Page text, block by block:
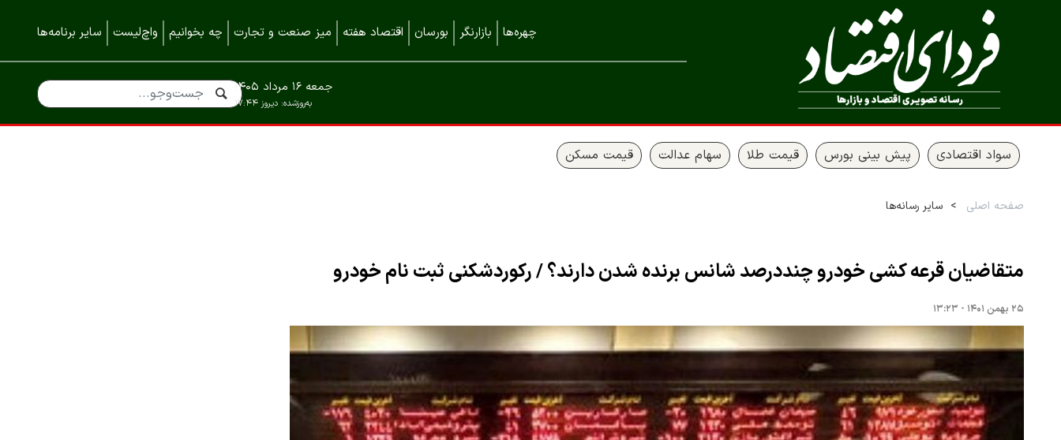
چهره‌ها بازارنگر بورسان اقتصاد هفته میز صنعت و تجارت چه بخوانیم واچ‌لیست سایر برنامه‌ها
به‌روزشده: دیروز ۱۷:۴۴
جمعه ۱۶ مرداد ۱۴۰۵
سواد اقتصادی پیش بینی بورس قیمت طلا سهام عدالت قیمت مسکن
صفحه اصلی سایر رسانه‌ها
متقاضیان قرعه کشی خودرو چنددرصد شانس برنده شدن دارند؟ / رکوردشکنی ثبت نام خودرو
۲۵ بهمن ۱۴۰۱ - ۱۳:۲۳